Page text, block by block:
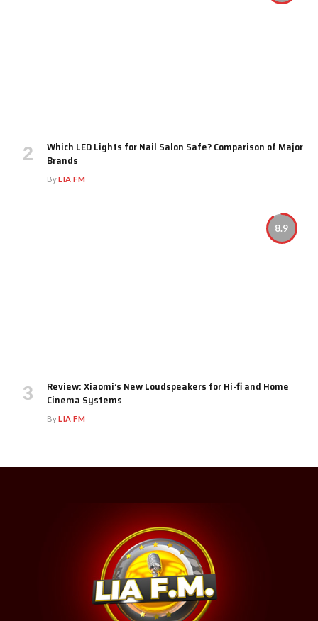
Which LED Lights for Nail Salon Safe? Comparison of Major
Brands
ByLIA FM
8.9
Review: Xiaomi’s New Loudspeakers for Hi-fi and Home
Cinema Systems
ByLIA FM